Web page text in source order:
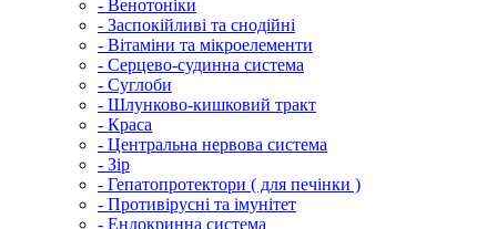
- Венотоніки
- Заспокійливі та снодійні
- Вітаміни та мікроелементи
- Серцево-судинна система
- Суглоби
- Шлунково-кишковий тракт
- Краса
- Центральна нервова система
- Зір
- Гепатопротектори ( для печінки )
- Противірусні та імунітет
- Ендокринна система